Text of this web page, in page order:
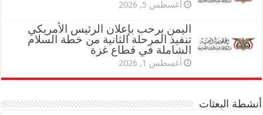
أغسطس 5, 2026
اليمن يرحب بإعلان الرئيس الأمريكي
تنفيذ المرحلة الثانية من خطة السلام
الشاملة في قطاع غزة
أغسطس 1, 2026
أنشطة البعثات